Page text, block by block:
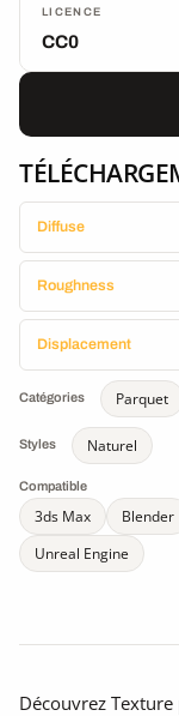
LICENCE
CC0
Diffuse
Roughness
Displacement
Catégories Parquet
Styles Naturel
Compatible
3ds Max Blender
Unreal Engine
Découvrez